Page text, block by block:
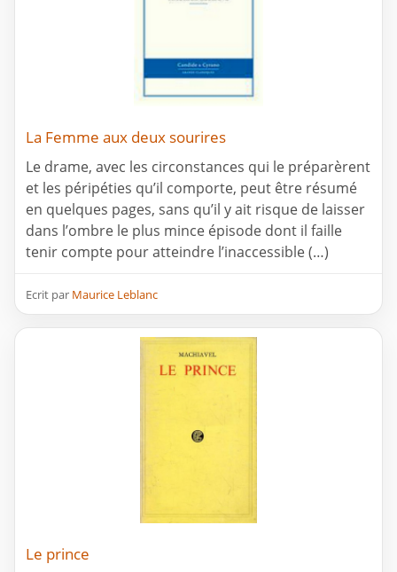
La Femme aux deux sourires
Le drame, avec les circonstances qui le préparèrent
et les péripéties qu’il comporte, peut être résumé
en quelques pages, sans qu’il y ait risque de laisser
dans l’ombre le plus mince épisode dont il faille
tenir compte pour atteindre l’inaccessible (…)
Ecrit par Maurice Leblanc
Le prince